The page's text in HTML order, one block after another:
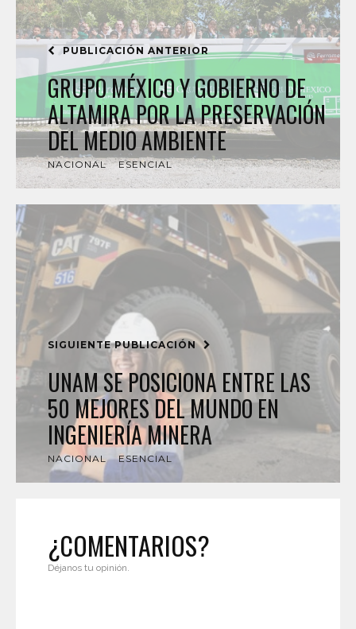
PUBLICACIÓN ANTERIOR
GRUPO MÉXICO Y GOBIERNO DE
ALTAMIRA POR LA PRESERVACIÓN
DEL MEDIO AMBIENTE
NACIONAL ESENCIAL
SIGUIENTE PUBLICACIÓN
UNAM SE POSICIONA ENTRE LAS
50 MEJORES DEL MUNDO EN
INGENIERÍA MINERA
NACIONAL ESENCIAL
¿COMENTARIOS?
Déjanos tu opinión.